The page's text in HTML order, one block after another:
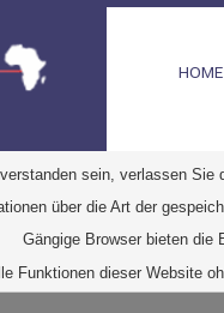
Cookies. Dabei handelt es
sein, verlassen
über die Art der
Gängige Browser bieten
Funktionen dieser Website
HOME